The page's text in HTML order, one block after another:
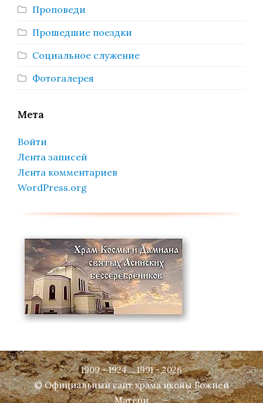
Проповеди
Прошедшие поездки
Социальное служение
Фотогалерея
Мета
Войти
Лента записей
Лента комментариев
WordPress.org
1909 - 1924 ... 1991 - 2026
© Официальный сайт храма иконы Божией
Матери